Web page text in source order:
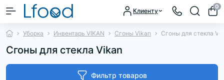
Клиенту
0
Уборка Инвентарь VIKAN Сгоны Vikan Сгоны для стекла
Сгоны для стекла Vikan
Фильтр товаров